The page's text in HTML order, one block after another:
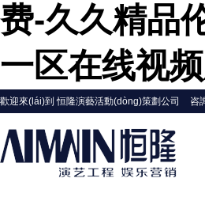
费-久久精品
一区在线视
歡迎來(lái)到 恒隆演藝活動(dòng)策劃公司 咨